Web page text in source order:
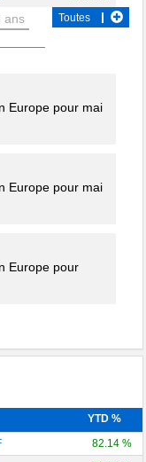
ans Toutes
Europe pour mai
Europe pour mai
Europe pour
YTD %
82.14 %